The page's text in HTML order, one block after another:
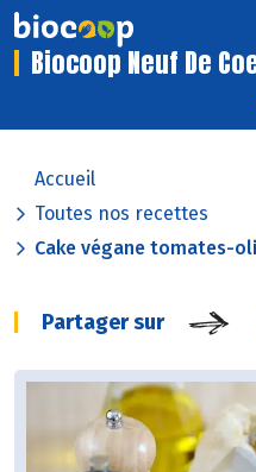
Biocoop Neuf De
Accueil
Toutes nos recettes
Cake végane tomates-
Partager sur